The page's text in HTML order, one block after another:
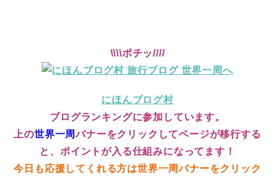
\\\\ポチッ////
にほんブログ村
ブログランキングに参加しています。
上の世界一周バナーをクリックしてページが移行する
と、ポイントが入る仕組みになってます！
今日も応援してくれる方は世界一周バナーをクリック